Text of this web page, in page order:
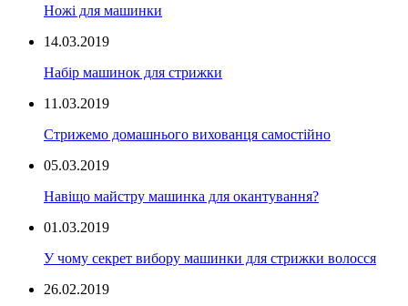
Ножі для машинки
14.03.2019
Набір машинок для стрижки
11.03.2019
Стрижемо домашнього вихованця самостійно
05.03.2019
Навіщо майстру машинка для окантування?
01.03.2019
У чому секрет вибору машинки для стрижки волосся
26.02.2019